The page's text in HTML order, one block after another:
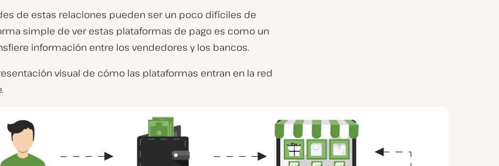
de estas relaciones pueden ser un poco difíciles de
simple de ver estas plataformas de pago es como un
información entre los vendedores y los bancos.
visual de cómo las plataformas entran en la red